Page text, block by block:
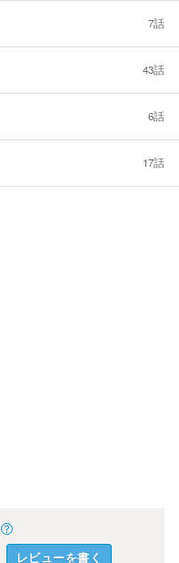
7話
43話
6話
17話
レビューを書く